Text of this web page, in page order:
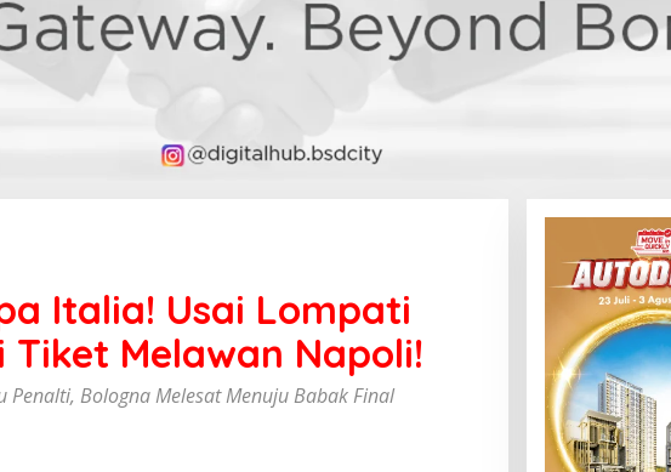
Italia! Usai Lompati
Tiket Melawan Napoli!
Bologna Melesat Menuju Babak Final